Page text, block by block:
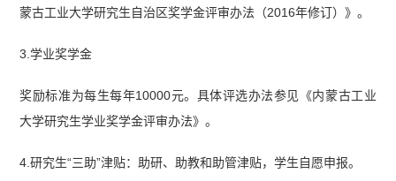
蒙古工业大学研究生自治区奖学金评审办法（2016年修订）》。
3.学业奖学金
奖励标准为每生每年10000元。具体评选办法参见《内蒙古工业
大学研究生学业奖学金评审办法》。
4.研究生“三助”津贴：助研、助教和助管津贴，学生自愿申报。